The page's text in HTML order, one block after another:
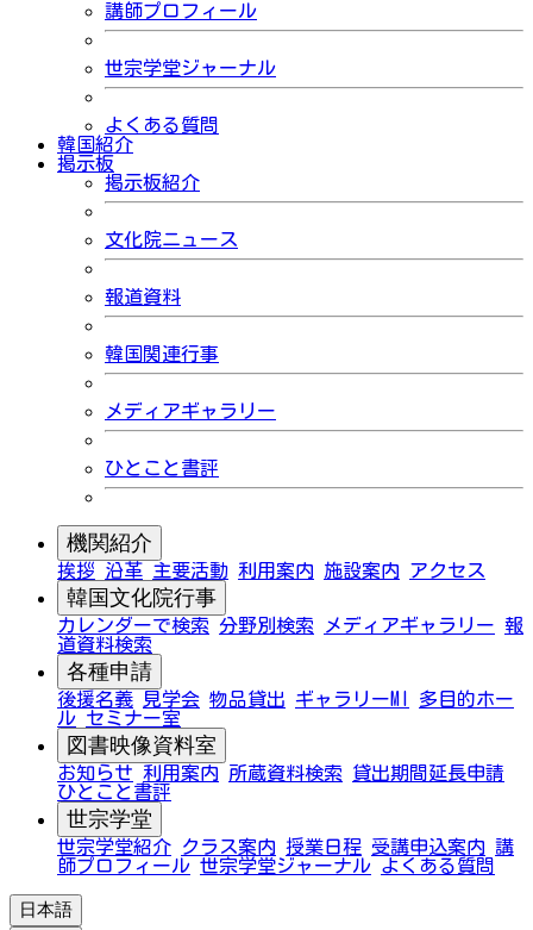
講師プロフィール
世宗学堂ジャーナル
よくある質問
韓国紹介
掲示板
掲示板紹介
文化院ニュース
報道資料
韓国関連行事
メディアギャラリー
ひとこと書評
機関紹介
挨拶 沿革 主要活動 利用案内 施設案内 アクセス
韓国文化院行事
カレンダーで検索 分野別検索 メディアギャラリー 報
道資料検索
各種申請
後援名義 見学会 物品貸出 ギャラリーMI
多目的ホー
ル セミナー室
図書映像資料室
お知らせ 利用案内 所蔵資料検索
貸出期間延長申請
ひとこと書評
世宗学堂
世宗学堂紹介 クラス案内 授業日程 受講申込案内 講
師プロフィール 世宗学堂ジャーナル よくある質問
日本語